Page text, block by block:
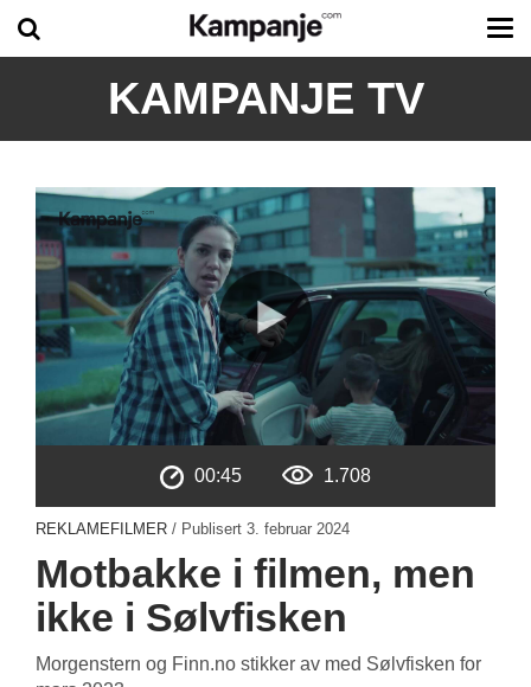
KAMPANJE TV
00:45 1.708
REKLAMEFILMER / Publisert 3. februar 2024
Motbakke i filmen, men
ikke i Sølvfisken
Morgenstern og Finn.no stikker av med Sølvfisken for